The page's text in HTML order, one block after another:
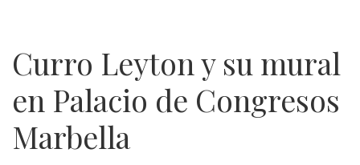
Curro Leyton y su mural
en Palacio de Congresos
Marbella